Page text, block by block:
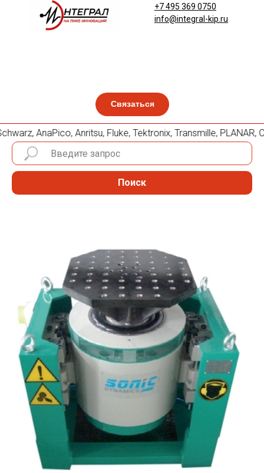
Связаться
+7 495 369 0750
info@integral-kip.ru
AnaPico, Anritsu, Fluke, Tektronix, Transmille, PLANAR,
Поиск